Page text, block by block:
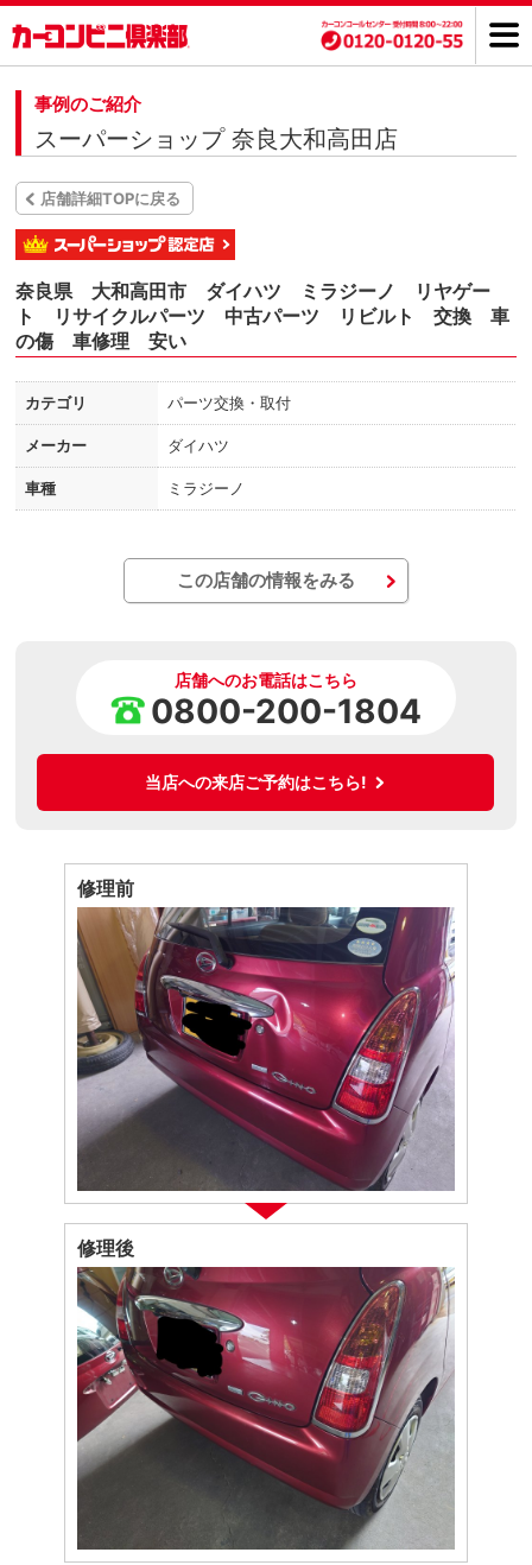
事例のご紹介
スーパーショップ 奈良大和高田店
店舗詳細TOPに戻る
奈良県 大和高田市 ダイハツ ミラジーノ リヤゲー
ト リサイクルパーツ 中古パーツ リビルト 交換 車
の傷 車修理 安い
カテゴリ パーツ交換・取付
メーカー ダイハツ
車種 ミラジーノ
この店舗の情報をみる
店舗へのお電話はこちら
0800-200-1804
当店への来店ご予約はこちら!
修理前
修理後